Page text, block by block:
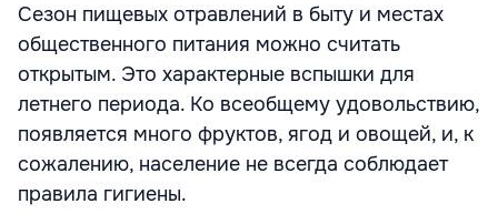
Сезон пищевых отравлений в быту и местах
общественного питания можно считать
открытым. Это характерные вспышки для
летнего периода. Ко всеобщему удовольствию,
появляется много фруктов, ягод и овощей, и, к
сожалению, население не всегда соблюдает
правила гигиены.